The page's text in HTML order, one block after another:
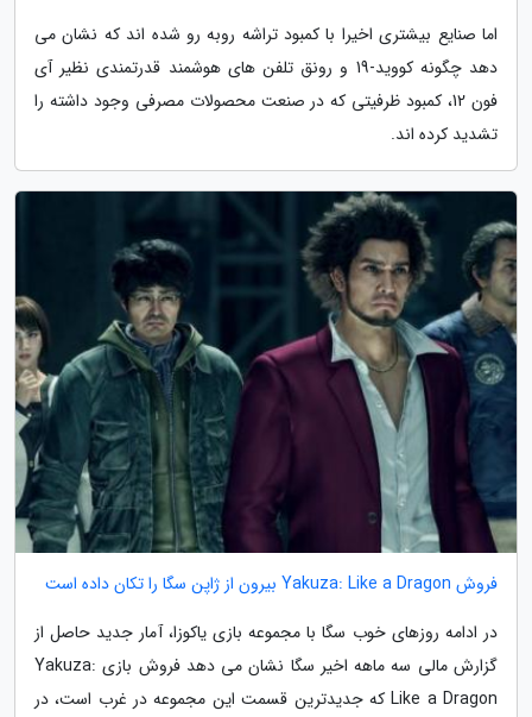
اما صنایع بیشتری اخیرا با کمبود تراشه روبه رو شده اند که نشان می
دهد چگونه کووید-19 و رونق تلفن های هوشمند قدرتمندی نظیر آی
فون 12، کمبود ظرفیتی که در صنعت محصولات مصرفی وجود داشته را
تشدید کرده اند.
فروش Yakuza: Like a Dragon بیرون از ژاپن سگا را تکان داده است
در ادامه روزهای خوب سگا با مجموعه بازی یاکوزا، آمار جدید حاصل از
گزارش مالی سه ماهه اخیر سگا نشان می دهد فروش بازی Yakuza:
Like a Dragon که جدیدترین قسمت این مجموعه در غرب است، در